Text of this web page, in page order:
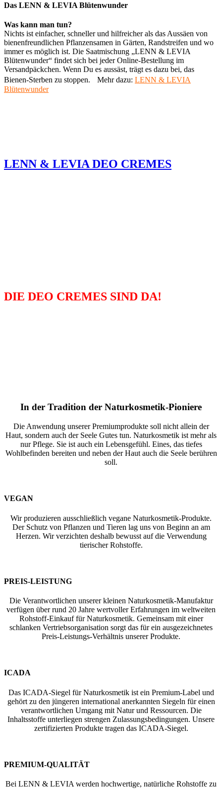
Das LENN & LEVIA Blütenwunder
Was kann man tun?
Nichts ist einfacher, schneller und hilfreicher als das Aussäen von
bienenfreundlichen Pflanzensamen in Gärten, Randstreifen und wo
immer es möglich ist. Die Saatmischung „LENN & LEVIA
Blütenwunder“ findet sich bei jeder Online-Bestellung im
Versandpäckchen. Wenn Du es aussäst, trägt es dazu bei, das
Bienen-Sterben zu stoppen. Mehr dazu: LENN & LEVIA
Blütenwunder
LENN & LEVIA DEO CREMES
DIE DEO CREMES SIND DA!
In der Tradition der Naturkosmetik-Pioniere
Die Anwendung unserer Premiumprodukte soll nicht allein der
Haut, sondern auch der Seele Gutes tun. Naturkosmetik ist mehr als
nur Pflege. Sie ist auch ein Lebensgefühl. Eines, das tiefes
Wohlbefinden bereiten und neben der Haut auch die Seele berühren
soll.
VEGAN
Wir produzieren ausschließlich vegane Naturkosmetik-Produkte.
Der Schutz von Pflanzen und Tieren lag uns von Beginn an am
Herzen. Wir verzichten deshalb bewusst auf die Verwendung
tierischer Rohstoffe.
PREIS-LEISTUNG
Die Verantwortlichen unserer kleinen Naturkosmetik-Manufaktur
verfügen über rund 20 Jahre wertvoller Erfahrungen im weltweiten
Rohstoff-Einkauf für Naturkosmetik. Gemeinsam mit einer
schlanken Vertriebsorganisation sorgt das für ein ausgezeichnetes
Preis-Leistungs-Verhältnis unserer Produkte.
ICADA
Das ICADA-Siegel für Naturkosmetik ist ein Premium-Label und
gehört zu den jüngeren international anerkannten Siegeln für einen
verantwortlichen Umgang mit Natur und Ressourcen. Die
Inhaltsstoffe unterliegen strengen Zulassungsbedingungen. Unsere
zertifizierten Produkte tragen das ICADA-Siegel.
PREMIUM-QUALITÄT
Bei LENN & LEVIA werden hochwertige, natürliche Rohstoffe zu